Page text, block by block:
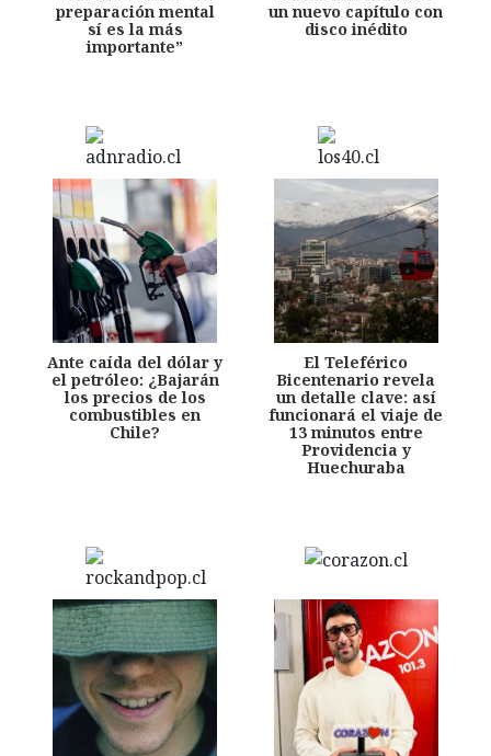
preparación mental
sí es la más
importante”
un nuevo capítulo con
disco inédito
Ante caída del dólar y
el petróleo: ¿Bajarán
los precios de los
combustibles en
Chile?
El Teleférico
Bicentenario revela
un detalle clave: así
funcionará el viaje de
13 minutos entre
Providencia y
Huechuraba